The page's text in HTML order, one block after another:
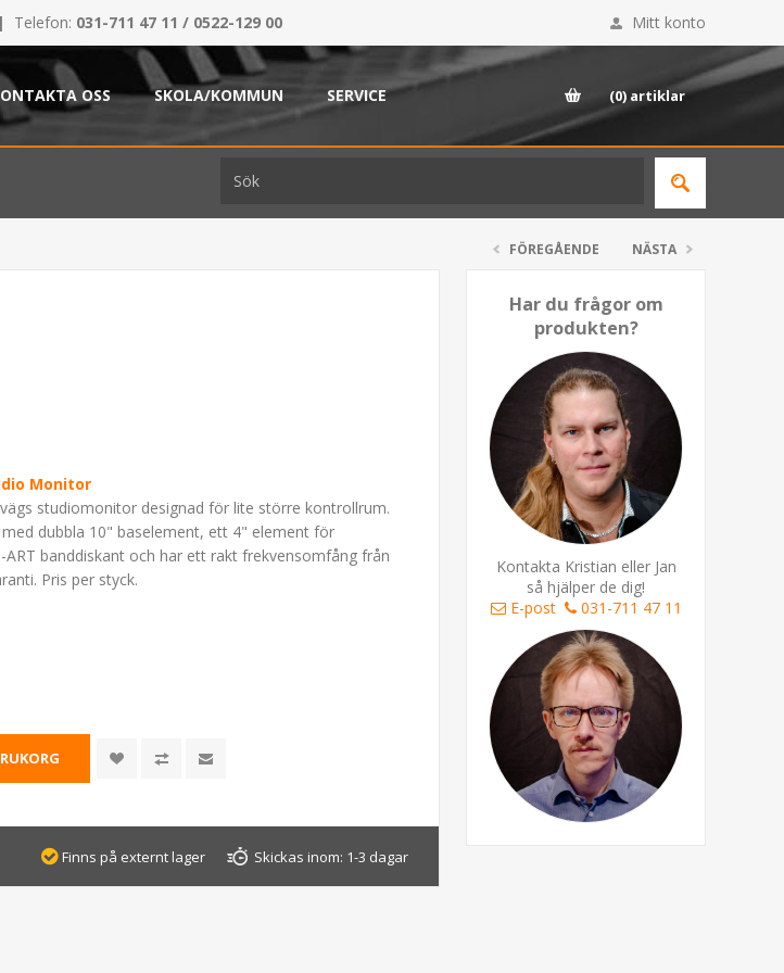
| Telefon: 031-711 47 11 / 0522-129 00 Mitt konto
OSS SKOLA/KOMMUN SERVICE (0) artiklar
FÖREGÅENDE NÄSTA
Har du frågor om
produkten?
Kontakta Kristian eller Jan
så hjälper de dig!
E-post
031-711 47 11
Monitor
studiomonitor designad för lite större kontrollrum.
dubbla 10" baselement, ett 4" element för
banddiskant och har ett rakt frekvensomfång från
Pris per styck.
Finns på externt lager Skickas inom: 1-3 dagar